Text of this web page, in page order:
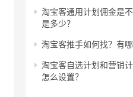
淘宝客通用计划佣金是
是多少？
淘宝客推手如何找？有哪
淘宝客自选计划和营销
怎么设置？